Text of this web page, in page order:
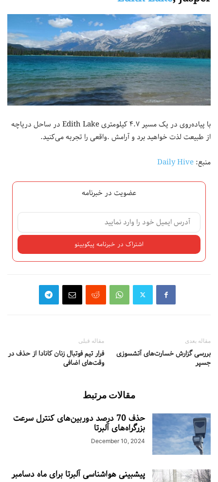
با پیاده‌روی در یک مسیر ۴.۷ کیلومتری Edith Lake در ساحل دریاچه
از طبیعت لذت خواهید برد و آرامش .واقعی را تجربه می‌کنید.
منبع:Daily Hive
عضویت در خبرنامه
مقاله قبلی
فرار تیم فوتبال زنان کانادا از حذف در
وقت‌های اضافی
مقاله بعدی
بررسی گزارش خسارت‌های آتشسوزی
جسپر
مقالات مرتبط
حذف 70 درصد دوربین‌های کنترل سرعت
بزرگراه‌های آلبرتا
December 10, 2024
پیشبینی هواشناسی آلبرتا برای ماه دسامبر